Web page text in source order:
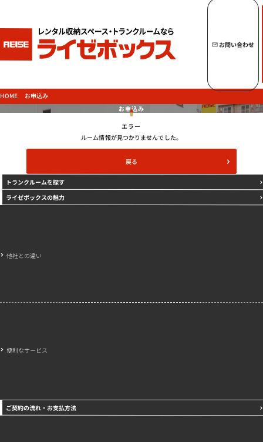
トップページへ
トランクルームを探す
ご契約の流れ・お支払方法
ご利用中のお客様
お問い合わせ
プライバシーポリシー
お問い合わせ
HOME お申込み
お申込み
エラー
ルーム情報が見つかりませんでした。
戻る
トランクルームを探す
ライゼボックスの魅力
他社との違い
便利なサービス
ご契約の流れ・お支払方法